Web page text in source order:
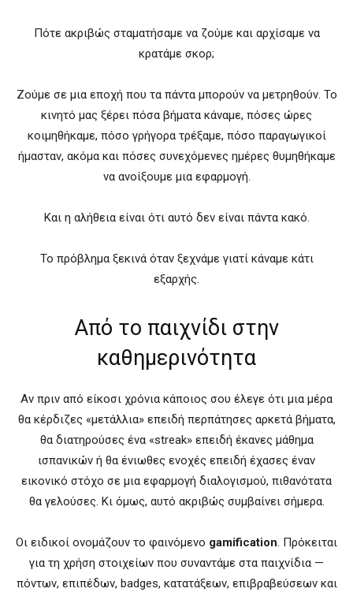
Πότε ακριβώς σταματήσαμε να ζούμε και αρχίσαμε να
κρατάμε σκορ;
Ζούμε σε μια εποχή που τα πάντα μπορούν να μετρηθούν. Το
κινητό μας ξέρει πόσα βήματα κάναμε, πόσες ώρες
κοιμηθήκαμε, πόσο γρήγορα τρέξαμε, πόσο παραγωγικοί
ήμασταν, ακόμα και πόσες συνεχόμενες ημέρες θυμηθήκαμε
να ανοίξουμε μια εφαρμογή.
Και η αλήθεια είναι ότι αυτό δεν είναι πάντα κακό.
Το πρόβλημα ξεκινά όταν ξεχνάμε γιατί κάναμε κάτι
εξαρχής.
Από το παιχνίδι στην
καθημερινότητα
Αν πριν από είκοσι χρόνια κάποιος σου έλεγε ότι μια μέρα
θα κέρδιζες «μετάλλια» επειδή περπάτησες αρκετά βήματα,
θα διατηρούσες ένα «streak» επειδή έκανες μάθημα
ισπανικών ή θα ένιωθες ενοχές επειδή έχασες έναν
εικονικό στόχο σε μια εφαρμογή διαλογισμού, πιθανότατα
θα γελούσες. Κι όμως, αυτό ακριβώς συμβαίνει σήμερα.
Οι ειδικοί ονομάζουν το φαινόμενο gamification. Πρόκειται
για τη χρήση στοιχείων που συναντάμε στα παιχνίδια —
πόντων, επιπέδων, badges, κατατάξεων, επιβραβεύσεων και